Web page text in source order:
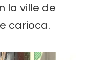
la ville de
carioca.